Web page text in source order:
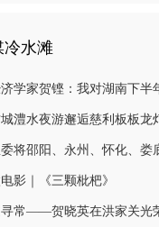
冷水滩
影｜《三颗枇杷》